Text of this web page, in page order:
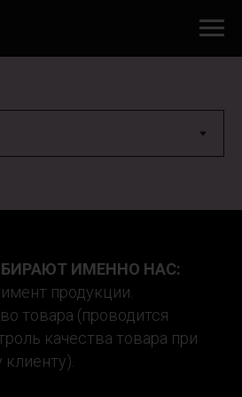
ИМЕННО НАС:
продукции.
товара (проводится
качества товара при